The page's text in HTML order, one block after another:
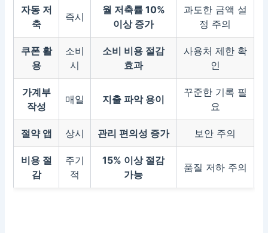
자동 저
축
즉시
월 저축률 10%
이상 증가
과도한 금액 설
정 주의
쿠폰 활
용
소비
시
소비 비용 절감
효과
사용처 제한 확
인
가계부
작성
매일 지출 파악 용이
꾸준한 기록 필
요
절약 앱 상시 관리 편의성 증가 보안 주의
비용 절
감
주기
적
15% 이상 절감
가능
품질 저하 주의